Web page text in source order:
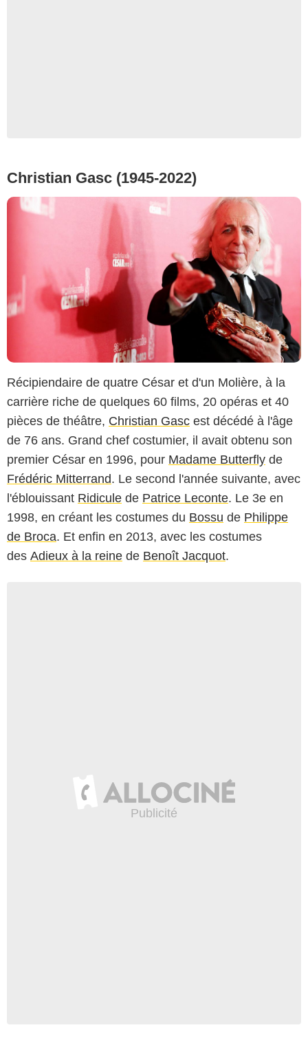
Christian Gasc (1945-2022)
Récipiendaire de quatre César et d'un Molière, à la
carrière riche de quelques 60 films, 20 opéras et 40
pièces de théâtre, Christian Gasc est décédé à l'âge
de 76 ans. Grand chef costumier, il avait obtenu son
premier César en 1996, pour Madame Butterfly de
Frédéric Mitterrand. Le second l'année suivante, avec
l'éblouissant Ridicule de Patrice Leconte. Le 3e en
1998, en créant les costumes du Bossu de Philippe
de Broca. Et enfin en 2013, avec les costumes
des Adieux à la reine de Benoît Jacquot.